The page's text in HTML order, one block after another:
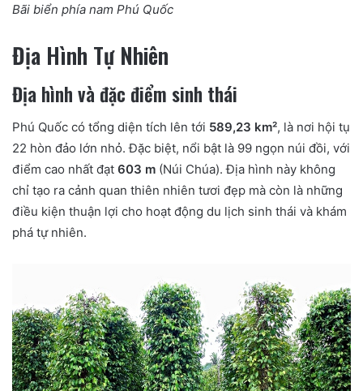
Bãi biển phía nam Phú Quốc
Địa Hình Tự Nhiên
Địa hình và đặc điểm sinh thái
Phú Quốc có tổng diện tích lên tới 589,23 km², là nơi hội tụ
22 hòn đảo lớn nhỏ. Đặc biệt, nổi bật là 99 ngọn núi đồi, với
điểm cao nhất đạt 603 m (Núi Chúa). Địa hình này không
chỉ tạo ra cảnh quan thiên nhiên tươi đẹp mà còn là những
điều kiện thuận lợi cho hoạt động du lịch sinh thái và khám
phá tự nhiên.